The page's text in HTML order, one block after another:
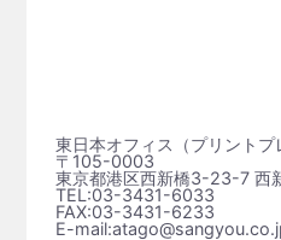
東日本オフィス（プリントプ
〒105-0003
東京都港区西新橋3-23-7 西
TEL:03-3431-6033
FAX:03-3431-6233
E-